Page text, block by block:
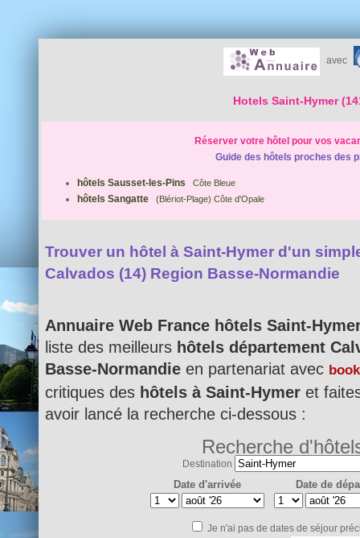
avec
Hotels Saint-Hymer
Réserver votre hôtel pour vos
Guide des hôtels proches des
hôtels Sausset-les-Pins Côte Bleue
hôtels Sangatte (Blériot-Plage) Côte d'Opale
Trouver un hôtel à Saint-Hymer d'un
Calvados (14) Region Basse-Normandie
Annuaire Web France hôtels Saint-
liste des meilleurs hôtels département
Basse-Normandie en partenariat avec
critiques des hôtels à Saint-Hymer et
avoir lancé la recherche ci-dessous :
Recherche
Destination
Date d'arrivée Date de
Je n'ai pas de dates de séjour